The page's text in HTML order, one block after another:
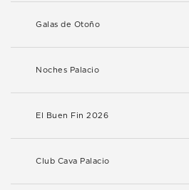
Galas de Otoño
Noches Palacio
El Buen Fin 2026
Club Cava Palacio